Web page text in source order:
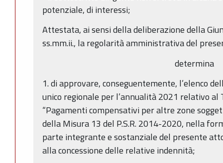
potenziale, di interessi;
Attestata, ai sensi della deliberazione della
ss.mm.ii., la regolarità amministrativa del
determina
1. di approvare, conseguentemente, l’elenco
unico regionale per l’annualità 2021 relativo al
“Pagamenti compensativi per altre zone
della Misura 13 del P.S.R. 2014-2020, nella
parte integrante e sostanziale del presente
alla concessione delle relative indennità;